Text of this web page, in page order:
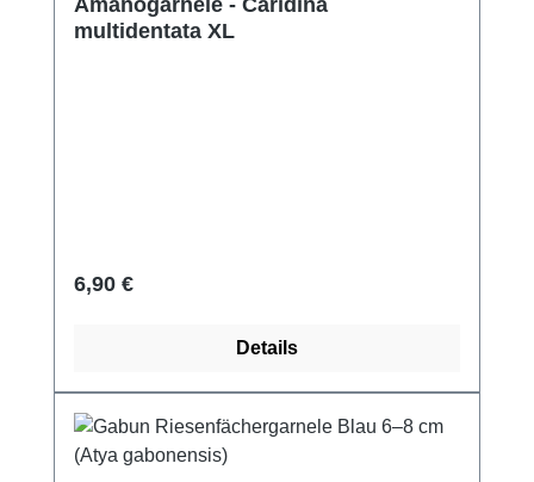
Amanogarnele - Caridina
multidentata XL
Regulärer Preis:
6,90 €
Details